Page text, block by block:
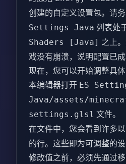
创建的自定义设置包。请
Settings Java 列表处
Shaders [Java] 之上
戏没有崩溃，说明配置已成
现在，您可以开始调整具
本编辑器打开 ES
Java/assets/
settings.glsl 文件。
在文件中，您会看到许多以
的行。这些即为可调整的
修改值之前，必须先通过